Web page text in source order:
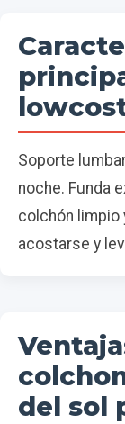
Soporte
noche. Funda
colchón
acostarse y
del sol